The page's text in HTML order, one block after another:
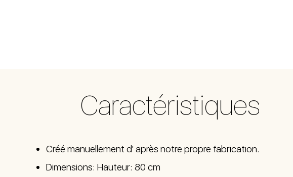
Caractéristiques
Créé manuellement d' après notre propre fabrication.
Dimensions: Hauteur: 80 cm